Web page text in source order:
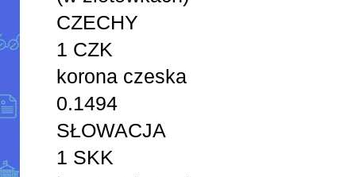
CZECHY
1 CZK
korona czeska
0.1494
SŁOWACJA
1 SKK